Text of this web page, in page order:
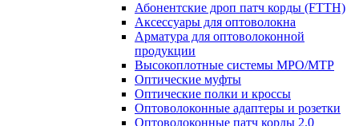
Абонентские дроп патч корды (FTTH)
Аксессуары для оптоволокна
Арматура для оптоволоконной
продукции
Высокоплотные системы MPO/MTP
Оптические муфты
Оптические полки и кроссы
Оптоволоконные адаптеры и розетки
Оптоволоконные патч корды 2.0